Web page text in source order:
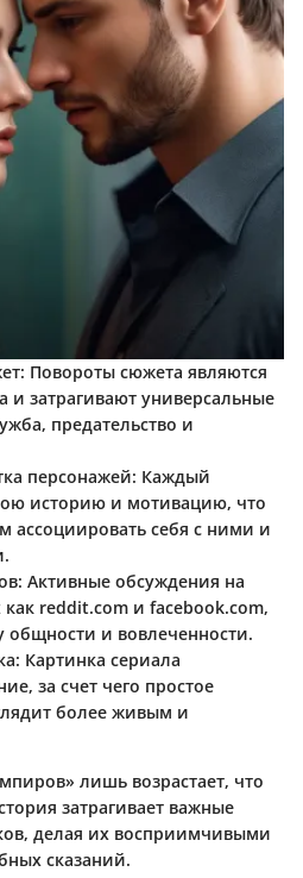
: Повороты сюжета являются
затрагивают универсальные
предательство и
персонажей: Каждый
историю и мотивацию, что
ассоциировать себя с ними и
: Активные обсуждения на
reddit.com и facebook.com,
общности и вовлеченности.
: Картинка сериала
за счет чего простое
более живым и
лишь возрастает, что
затрагивает важные
делая их восприимчивыми
сказаний.